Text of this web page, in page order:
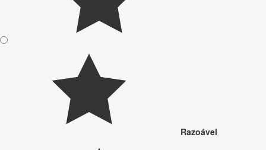
Razoável